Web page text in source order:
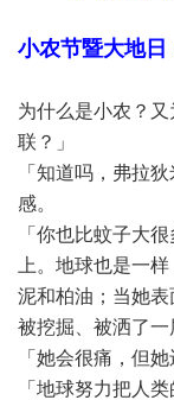
小农节暨大地日
为什么是小农？
联？」
「知道吗，弗拉
感。
「你也比蚊子大
上。地球也是一
泥和柏油；当她
被挖掘、被洒了一
「她会很痛，但
「地球努力把人